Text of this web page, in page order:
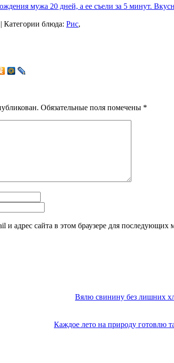
мужа 20 дней, а ее съели за 5 минут.
| Категории блюда: Рис,
Обязательные поля помечены *
и адрес сайта в этом браузере для последующих
Вялю свинину без лишних
Каждое лето на природу готовлю